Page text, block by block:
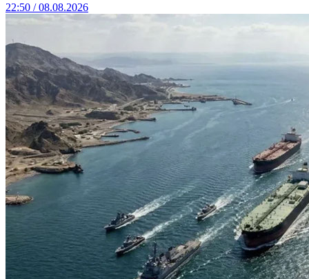
22:50 / 08.08.2026